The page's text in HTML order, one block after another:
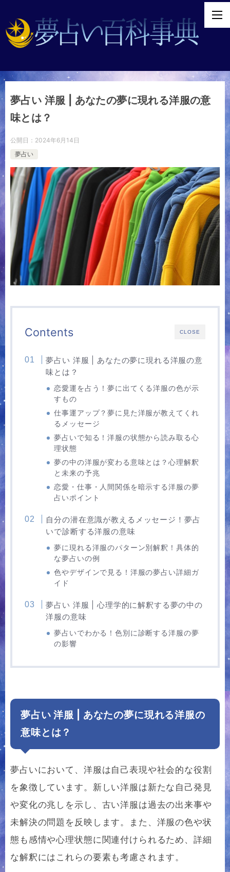
夢占い 洋服 | あなたの夢に現れる洋服の意
味とは？
公開日： 2024年6月14日
夢占い
CLOSE
Contents
夢占い 洋服 | あなたの夢に現れる洋服の意
味とは？
恋愛運を占う！夢に出てくる洋服の色が示
すもの
仕事運アップ？夢に見た洋服が教えてくれ
るメッセージ
夢占いで知る！洋服の状態から読み取る心
理状態
夢の中の洋服が変わる意味とは？心理解釈
と未来の予兆
恋愛・仕事・人間関係を暗示する洋服の夢
占いポイント
自分の潜在意識が教えるメッセージ！夢占
いで診断する洋服の意味
夢に現れる洋服のパターン別解釈！具体的
な夢占いの例
色やデザインで見る！洋服の夢占い詳細ガ
イド
夢占い 洋服 | 心理学的に解釈する夢の中の
洋服の意味
夢占いでわかる！色別に診断する洋服の夢
の影響
夢占い 洋服 | あなたの夢に現れる洋服の
意味とは？
夢占いにおいて、洋服は自己表現や社会的な役割
を象徴しています。新しい洋服は新たな自己発見
や変化の兆しを示し、古い洋服は過去の出来事や
未解決の問題を反映します。また、洋服の色や状
態も感情や心理状態に関連付けられるため、詳細
な解釈にはこれらの要素も考慮されます。